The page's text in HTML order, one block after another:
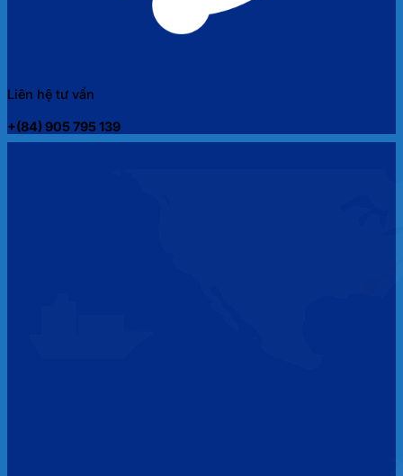
Liên hệ tư vấn
+(84) 905 795 139